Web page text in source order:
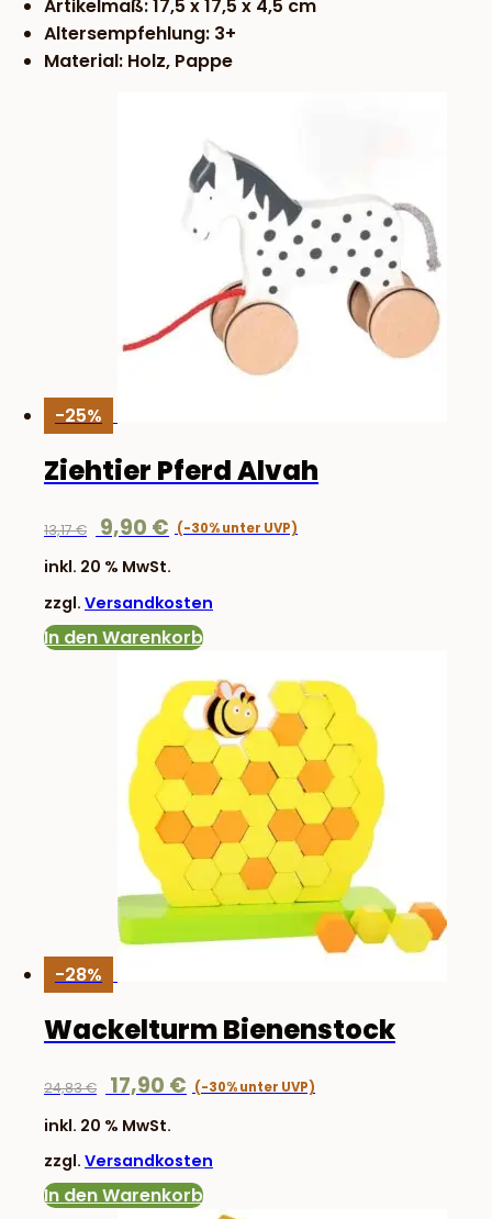
Artikelmaß: 17,5 x 17,5 x 4,5 cm
Altersempfehlung: 3+
Material: Holz, Pappe
-25%
Ziehtier Pferd Alvah
13,17€
Ursprünglicher
war:
13,17 €
9,90 €
inkl. 20 % MwSt.
zzgl. Versandkosten
In den Warenkorb
-28%
Wackelturm Bienenstock
24,83€
Ursprünglicher
war:
24,83 €
17,90€
inkl. 20 % MwSt.
zzgl. Versandkosten
In den Warenkorb